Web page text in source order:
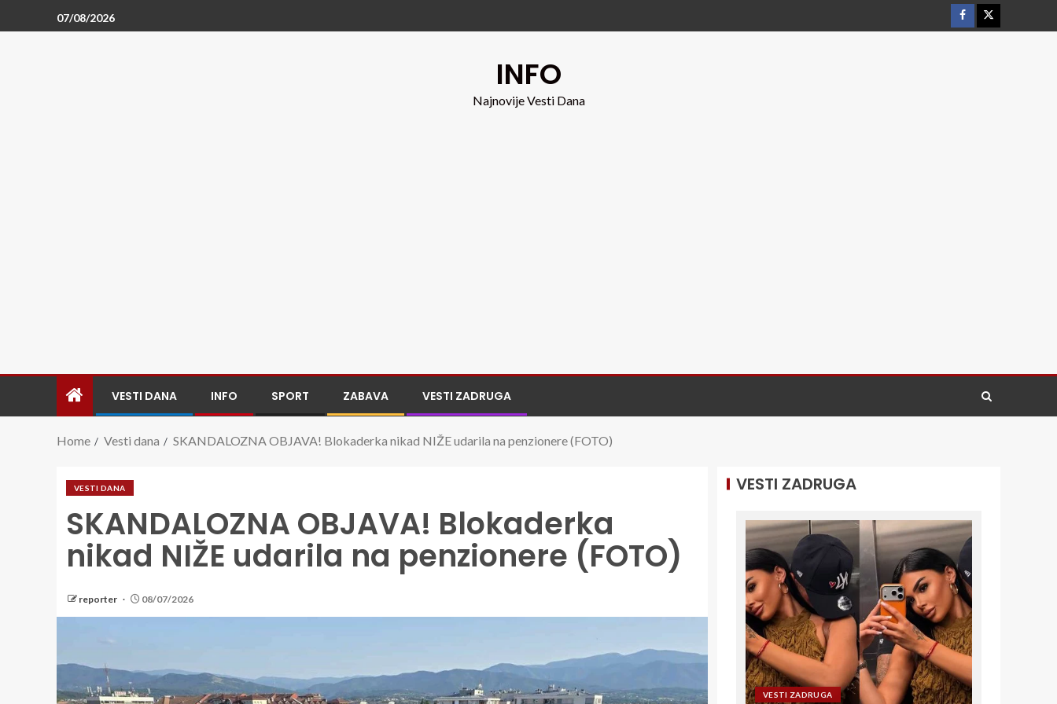
07/08/2026
INFO
Najnovije Vesti Dana
VESTI DANA INFO SPORT ZABAVA VESTI ZADRUGA
Home Vesti dana SKANDALOZNA OBJAVA! Blokaderka nikad NIŽE udarila na penzionere (FOTO)
VESTI DANA
SKANDALOZNA OBJAVA! Blokaderka
nikad NIŽE udarila na penzionere (FOTO)
reporter 08/07/2026
VESTI ZADRUGA
VESTI ZADRUGA